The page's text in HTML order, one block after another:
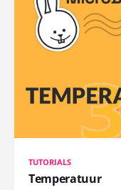
TUTORIALS
Temperatuur